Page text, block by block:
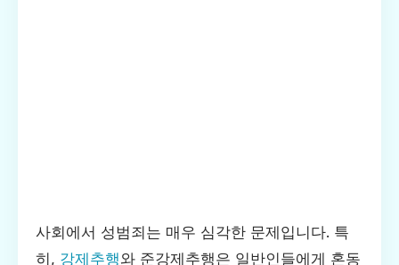
사회에서 성범죄는 매우 심각한 문제입니다. 특
히, 강제추행와 준강제추행은 일반인들에게 혼동